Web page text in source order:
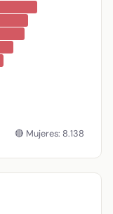
🔴 Mujeres: 8.138